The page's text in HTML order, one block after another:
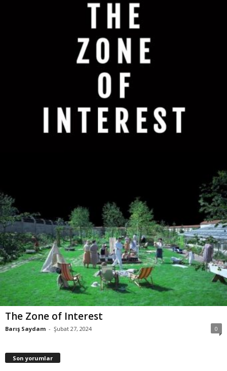
The Zone of Interest
Barış Saydam - Şubat 27, 2024 0
Son yorumlar